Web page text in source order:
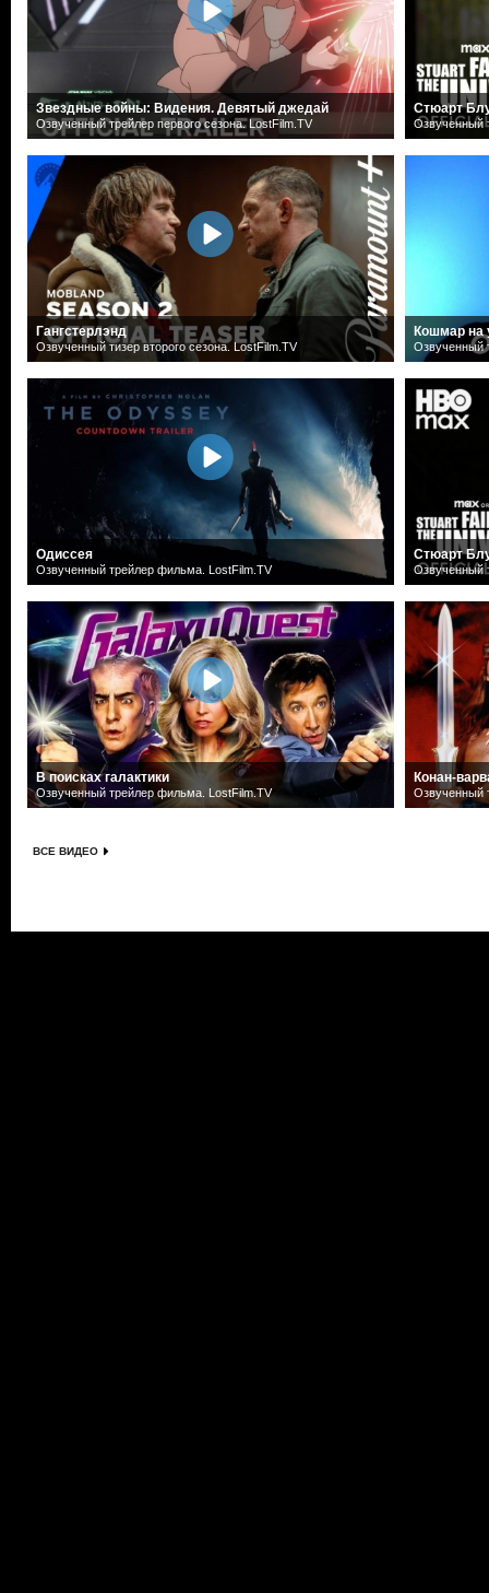
Звездные войны: Видения. Девятый джедай
Озвученный трейлер первого сезона. LostFilm.TV
Гангстерлэнд
Озвученный тизер второго сезона. LostFilm.TV
Одиссея
Озвученный трейлер фильма. LostFilm.TV
В поисках галактики
Озвученный трейлер фильма. LostFilm.TV
Стюарт
Озвученный
Кошмар на
Озвученный
Стюарт
Озвученный
Конан-
Озвученный
ВСЕ ВИДЕО